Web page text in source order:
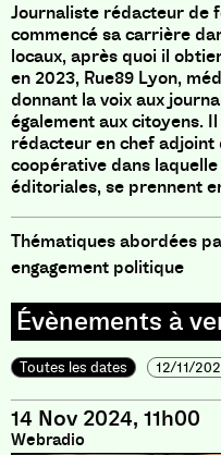
Journaliste rédacteur de
commencé sa carrière
locaux, après quoi il
en 2023, Rue89 Lyon,
donnant la voix aux
également aux citoyens.
rédacteur en chef adjoint
coopérative dans
éditoriales, se prennent
Thématiques abordées
engagement politique
Toutes les dates 12/11/
14 Nov 2024, 11h00
Webradio